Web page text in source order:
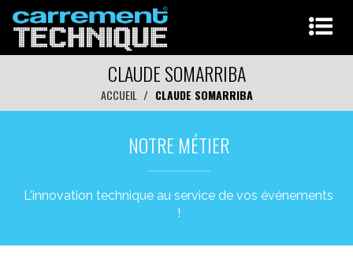
CLAUDE SOMARRIBA
ACCUEIL CLAUDE SOMARRIBA
NOTRE MÉTIER
L'innovation technique au service de vos événements
!